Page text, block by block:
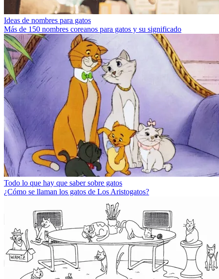
Ideas de nombres para gatos
Más de 150 nombres coreanos para gatos y su significado
Todo lo que hay que saber sobre gatos
¿Cómo se llaman los gatos de Los Aristogatos?